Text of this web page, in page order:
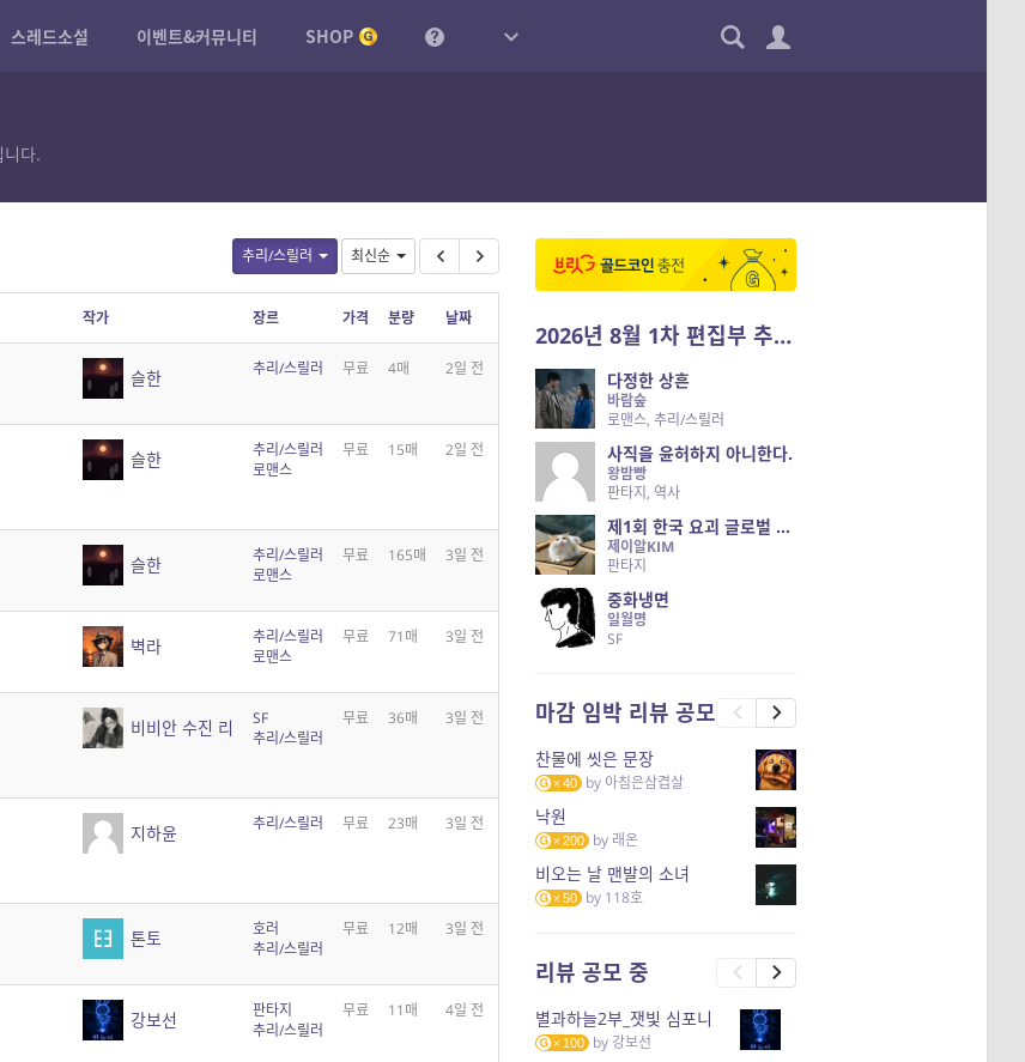
스레드소설 이벤트&커뮤니티 SHOP
다.
추리/스릴러 최신순
작가 장르 가격 분량 날짜
슬한 추리/스릴러 무료 4매 2일 전
슬한
추리/스릴러
로맨스
무료 15매 2일 전
슬한
추리/스릴러
로맨스
무료 165매 3일 전
벽라
추리/스릴러
로맨스
무료 71매 3일 전
비비안 수진 리
SF
추리/스릴러
무료 36매 3일 전
지하윤 추리/스릴러 무료 23매 3일 전
톤토
호러
추리/스릴러
무료 12매 3일 전
강보선
판타지
추리/스릴러
무료 11매 4일 전
2026년 8월 1차 편집부 추천작
다정한 상흔
바람숲
로맨스, 추리/스릴러
사직을 윤허하지 아니한다.
왕밤빵
판타지, 역사
제1회 한국 요괴 글로벌 진출 공개 오디션 시즌 2 — 나는 요괴다
제이알KIM
판타지
중화냉면
일월명
SF
마감 임박 리뷰 공모
찬물에 씻은 문장
40 by 아침은삼겹살
낙원
200 by 래온
비오는 날 맨발의 소녀
50 by 118호
리뷰 공모 중
별과하늘2부_잿빛 심포니
100 by 강보선